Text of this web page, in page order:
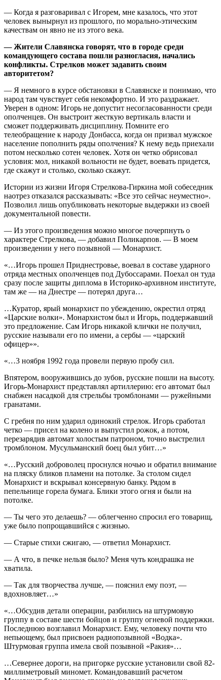
— Когда я разговаривал с Игорем, мне казалось, что этот
человек вынырнул из прошлого, по морально-этическим
качествам он явно не из этого века.
— Жители Славянска говорят, что в городе среди
командующего состава пошли разногласия, начались
конфликты. Стрелков может задавить своим
авторитетом?
— Я немного в курсе обстановки в Славянске и понимаю, что
народ там чувствует себя некомфортно. И это раздражает.
Уверен в одном: Игорь не допустит несогласованности среди
ополченцев. Он выстроит жесткую вертикаль власти и
сможет поддерживать дисциплину. Помните его
телеобращение к народу Донбасса, когда он призвал мужское
население пополнить ряды ополчения? К нему ведь приехали
потом несколько сотен человек. Хотя он четко обрисовал
условия: мол, никакой вольности не будет, воевать придется,
где скажут и столько, сколько скажут.
Истории из жизни Игоря Стрелкова-Гиркина мой собеседник
наотрез отказался рассказывать: «Все это сейчас неуместно».
Позволил лишь опубликовать некоторые выдержки из своей
документальной повести.
— Из этого произведения можно многое почерпнуть о
характере Стрелкова, — добавил Поликарпов. — В моем
произведении у него позывной — Монархист.
«…Игорь прошел Приднестровье, воевал в составе ударного
отряда местных ополченцев под Дубоссарами. Поехал он туда
сразу после защиты диплома в Историко-архивном институте,
там же — на Днестре — потерял друга…
…Куратор, ярый монархист по убеждению, окрестил отряд
«Царские волки». Монархистом был и Игорь, поддержавший
это предложение. Сам Игорь никакой клички не получил,
русские называли его по имени, а сербы — «царский
офицер»».
«…3 ноября 1992 года провели первую пробу сил.
Впятером, вооружившись до зубов, русские пошли на высоту.
Игорь-Монархист представлял артиллерию: его автомат был
снабжен насадкой для стрельбы тромблонами — ружейными
гранатами.
С гребня по ним ударил одинокий стрелок. Игорь сработал
четко — присел на колено и выпустил рожок, а потом,
перезарядив автомат холостым патроном, точно выстрелил
тромблоном. Мусульманский боец был убит…»
«…Русский доброволец проснулся ночью и обратил внимание
на пляску бликов пламени на потолке. За столом сидел
Монархист и вскрывал консервную банку. Рядом в
пепельнице горела бумага. Блики этого огня и были на
потолке.
— Ты чего это делаешь? — облегченно спросил его товарищ,
уже было попрощавшийся с жизнью.
— Старые стихи сжигаю, — ответил Монархист.
— А что, в печке нельзя было? Меня чуть кондрашка не
хватила.
— Так для творчества лучше, — пояснил ему поэт, —
вдохновляет…»
«…Обсудив детали операции, разбились на штурмовую
группу в составе шести бойцов и группу огневой поддержки.
Последнюю возглавил Монархист. Ему, человеку почти что
непьющему, был присвоен радиопозывной «Водка».
Штурмовая группа имела свой позывной «Ракия»…
…Севернее дороги, на пригорке русские установили свой 82-
миллиметровый миномет. Командовавший расчетом